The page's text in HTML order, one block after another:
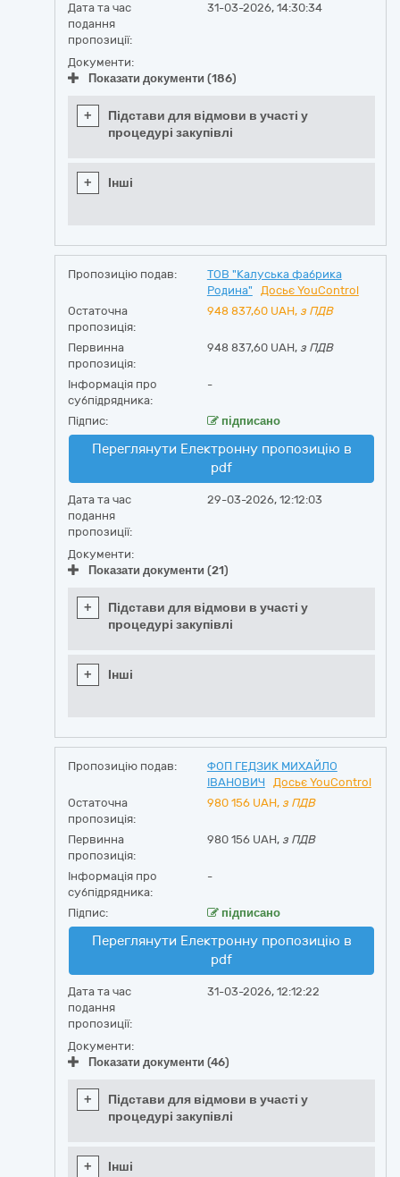
Дата та час
подання
пропозиції:
31-03-2026, 14:30:34
Документи:
Показати документи (186)
+
Підстави для відмови в участі у
процедурі закупівлі
+ Інші
Пропозицію подав:
ТОВ "Калуська фабрика
Родина"
Досьє YouControl
Остаточна
пропозиція:
948 837,60 UAH, з ПДВ
Первинна
пропозиція:
948 837,60 UAH, з ПДВ
Інформація про
субпідрядника:
-
Підпис: підписано
Переглянути Електронну пропозицію в
pdf
Дата та час
подання
пропозиції:
29-03-2026, 12:12:03
Документи:
Показати документи (21)
+
Підстави для відмови в участі у
процедурі закупівлі
+ Інші
Пропозицію подав:
ФОП ГЕДЗИК МИХАЙЛО
ІВАНОВИЧ
Досьє YouControl
Остаточна
пропозиція:
980 156 UAH, з ПДВ
Первинна
пропозиція:
980 156 UAH, з ПДВ
Інформація про
субпідрядника:
-
Підпис: підписано
Переглянути Електронну пропозицію в
pdf
Дата та час
подання
пропозиції:
31-03-2026, 12:12:22
Документи:
Показати документи (46)
+
Підстави для відмови в участі у
процедурі закупівлі
+ Інші